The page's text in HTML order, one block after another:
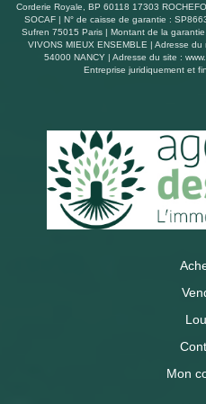
Corderie Royale, BP 60118 17303
SOCAF | N° de caisse de garantie :
Sufren 75015 Paris | Montant de la
VIVONS MIEUX ENSEMBLE | Adresse
54000 NANCY | Adresse du site :
Entreprise juridiquement et
Mon